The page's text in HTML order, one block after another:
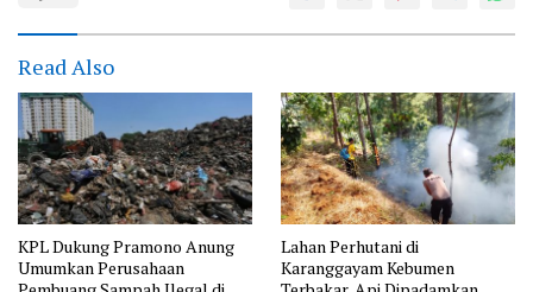
Read Also
KPL Dukung Pramono Anung
Umumkan Perusahaan
Lahan Perhutani di
Karanggayam Kebumen